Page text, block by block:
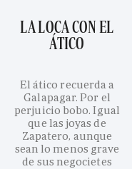
LA LOCA CON EL
ÁTICO
El ático recuerda a
Galapagar. Por el
perjuicio bobo. Igual
que las joyas de
Zapatero, aunque
sean lo menos grave
de sus negocietes